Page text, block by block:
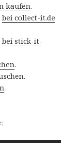
kaufen.
bei collect-it.de
bei stick-it-
.
.
.
: